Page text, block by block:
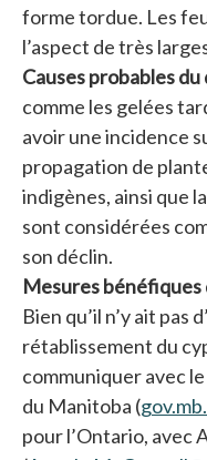
forme tordue. Les
l’aspect de très
Causes probables du
comme les gelées
avoir une incidence
propagation de
indigènes, ainsi que
sont considérées
son déclin.
Mesures bénéfiques
Bien qu’il n’y ait
rétablissement du
communiquer avec
du Manitoba (
pour l’Ontario, avec